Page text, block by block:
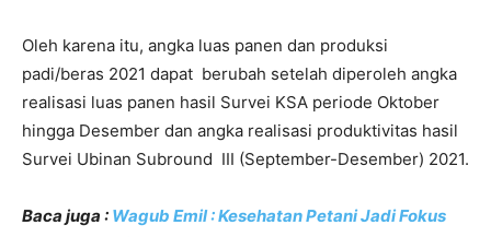
Oleh karena itu, angka luas panen dan produksi
padi/beras 2021 dapat berubah setelah diperoleh angka
realisasi luas panen hasil Survei KSA periode Oktober
hingga Desember dan angka realisasi produktivitas hasil
Survei Ubinan Subround III (September-Desember) 2021.
Baca juga : Wagub Emil : Kesehatan Petani Jadi Fokus